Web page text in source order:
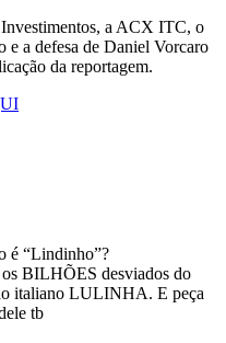
a ACX ITC, o
e a defesa de Daniel Vorcaro
da reportagem.
é “Lindinho”?
os BILHÕES desviados do
italiano LULINHA. E peça
tb